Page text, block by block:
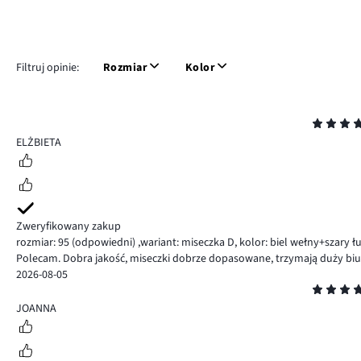
Filtruj opinie: Rozmiar Kolor
5
ELŻBIETA
Zweryfikowany zakup
rozmiar: 95 (odpowiedni) ,wariant: miseczka D, kolor: biel wełny+szary
Polecam. Dobra jakość, miseczki dobrze dopasowane, trzymają duży
2026-08-05
5
JOANNA